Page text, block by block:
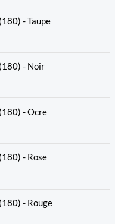
- Taupe
- Noir
- Ocre
- Rose
- Rouge